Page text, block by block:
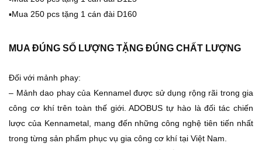
▪️Mua 250 pcs tặng 1 cán đài D160
MUA ĐÚNG SỐ LƯỢNG TẶNG ĐÚNG CHẤT LƯỢNG
Đối với mảnh phay:
– Mảnh dao phay của Kennamel được sử dụng rộng rãi trong gia
công cơ khí trên toàn thế giới. ADOBUS tự hào là đối tác chiến
lược của Kennametal, mang đến những công nghệ tiên tiến nhất
trong từng sản phẩm phục vụ gia công cơ khí tại Việt Nam.